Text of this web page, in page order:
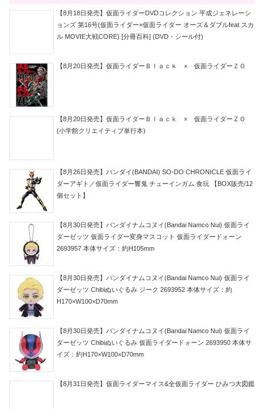
【8月18日発売】仮面ライダーDVDコレクション 平成ジェネレーシ
ョンズ 第16号(仮面ライダー×仮面ライダー オーズ＆ダブルfeat.スカ
ル MOVIE大戦CORE) [分冊百科] (DVD・シール付)
【8月20日発売】仮面ライダーＢｌａｃｋ × 仮面ライダーＺＯ
【8月20日発売】仮面ライダーＢｌａｃｋ × 仮面ライダーＺＯ
(小学館クリエイティブ単行本)
【8月26日発売】バンダイ(BANDAI) SO-DO CHRONICLE 仮面ライ
ダーアギト／仮面ライダー響鬼 チューインガム 食玩 【BOX販売/12
個セット】
【8月30日発売】バンダイナムコヌイ(Bandai Namco Nui) 仮面ライ
ダーゼッツ 仮面ライダー変身マスコット 仮面ライダードォーン
2693957 本体サイズ：約H105mm
【8月30日発売】バンダイナムコヌイ(Bandai Namco Nui) 仮面ライ
ダーゼッツ Chibiぬいぐるみ ジーク 2693952 本体サイズ：約
H170×W100×D70mm
【8月30日発売】バンダイナムコヌイ(Bandai Namco Nui) 仮面ライ
ダーゼッツ Chibiぬいぐるみ 仮面ライダードォーン 2693950 本体サ
イズ：約H170×W100×D70mm
【8月31日発売】仮面ライダーマイス&全仮面ライダー ひみつ大図鑑